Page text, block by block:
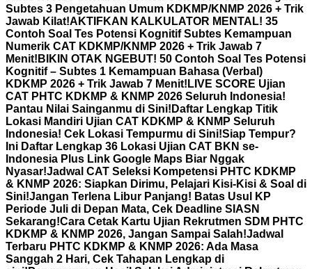
Subtes 3 Pengetahuan Umum KDKMP/KNMP 2026 + Trik
Jawab Kilat!AKTIFKAN KALKULATOR MENTAL! 35
Contoh Soal Tes Potensi Kognitif Subtes Kemampuan
Numerik CAT KDKMP/KNMP 2026 + Trik Jawab 7
Menit! BIKIN OTAK NGEBUT! 50 Contoh Soal Tes Potensi
Kognitif – Subtes 1 Kemampuan Bahasa (Verbal)
KDKMP 2026 + Trik Jawab 7 Menit! LIVE SCORE Ujian
CAT PHTC KDKMP & KNMP 2026 Seluruh Indonesia!
Pantau Nilai Sainganmu di Sini! Daftar Lengkap Titik
Lokasi Mandiri Ujian CAT KDKMP & KNMP Seluruh
Indonesia! Cek Lokasi Tempurmu di Sini!Siap Tempur?
Ini Daftar Lengkap 36 Lokasi Ujian CAT BKN se-
Indonesia Plus Link Google Maps Biar Nggak
Nyasar!Jadwal CAT Seleksi Kompetensi PHTC KDKMP
& KNMP 2026: Siapkan Dirimu, Pelajari Kisi-Kisi & Soal di
Sini!Jangan Terlena Libur Panjang! Batas Usul KP
Periode Juli di Depan Mata, Cek Deadline SIASN
Sekarang!Cara Cetak Kartu Ujian Rekrutmen SDM PHTC
KDKMP & KNMP 2026, Jangan Sampai Salah!Jadwal
Terbaru PHTC KDKMP & KNMP 2026: Ada Masa
Sanggah 2 Hari, Cek Tahapan Lengkap di